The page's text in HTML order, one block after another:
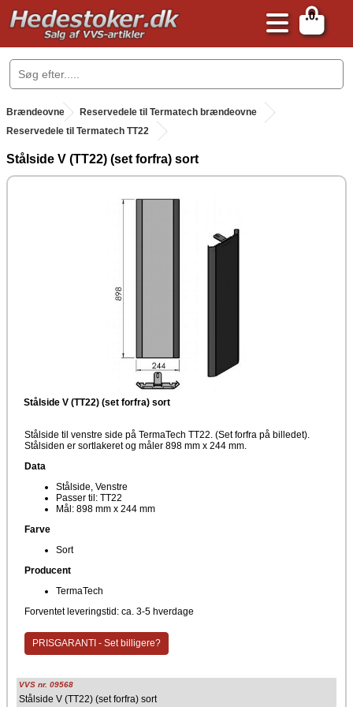
0
.
Brændeovne .
Reservedele til Termatech brændeovne
Reservedele til Termatech TT22
Stålside V (TT22) (set forfra) sort
Stålside V (TT22) (set forfra) sort
Stålside til venstre side på TermaTech TT22. (Set forfra på billedet).
Stålsiden er sortlakeret og måler 898 mm x 244 mm.
Data
Stålside, Venstre
Passer til: TT22
Mål: 898 mm x 244 mm
Farve
Sort
Producent
TermaTech
Forventet leveringstid: ca. 3-5 hverdage
PRISGARANTI - Set billigere?
VVS nr. 09568
Stålside V (TT22) (set forfra) sort